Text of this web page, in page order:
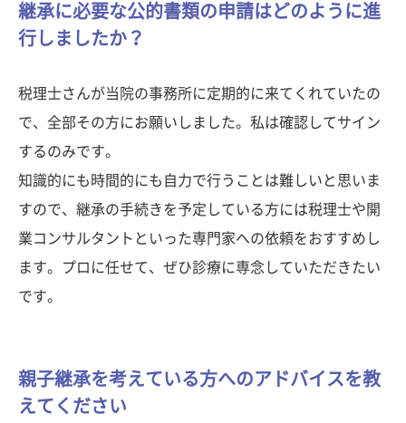
継承に必要な公的書類の申請はどのように進
行しましたか？
税理士さんが当院の事務所に定期的に来てくれていたの
で、全部その方にお願いしました。私は確認してサイン
するのみです。
知識的にも時間的にも自力で行うことは難しいと思いま
すので、継承の手続きを予定している方には税理士や開
業コンサルタントといった専門家への依頼をおすすめし
ます。プロに任せて、ぜひ診療に専念していただきたい
です。
親子継承を考えている方へのアドバイスを教
えてください